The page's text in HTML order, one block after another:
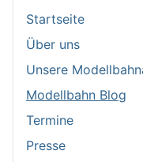
Startseite
Über uns
Unsere
Modellbahn Blog
Termine
Presse